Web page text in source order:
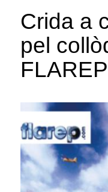
Crida a
pel
FLAREP